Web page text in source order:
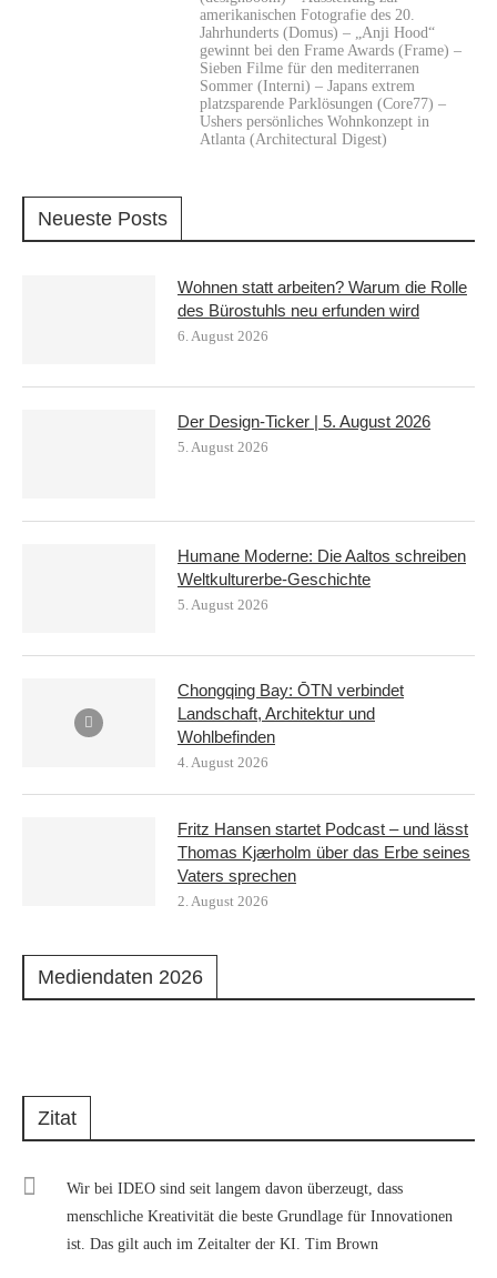
amerikanischen Fotografie des 20.
Jahrhunderts (Domus) – „Anji Hood“
gewinnt bei den Frame Awards (Frame) –
Sieben Filme für den mediterranen
Sommer (Interni) – Japans extrem
platzsparende Parklösungen (Core77) –
Ushers persönliches Wohnkonzept in
Atlanta (Architectural Digest)
Neueste Posts
Wohnen statt arbeiten? Warum die Rolle
des Bürostuhls neu erfunden wird
6. August 2026
Der Design-Ticker | 5. August 2026
5. August 2026
Humane Moderne: Die Aaltos schreiben
Weltkulturerbe-Geschichte
5. August 2026
Chongqing Bay: ŌTN verbindet
Landschaft, Architektur und
Wohlbefinden
4. August 2026
Fritz Hansen startet Podcast – und lässt
Thomas Kjærholm über das Erbe seines
Vaters sprechen
2. August 2026
Mediendaten 2026
Zitat
Wir bei IDEO sind seit langem davon überzeugt, dass
menschliche Kreativität die beste Grundlage für Innovationen
ist. Das gilt auch im Zeitalter der KI. Tim Brown